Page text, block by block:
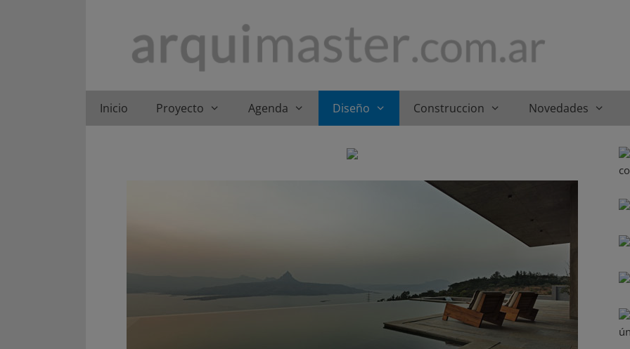
Inicio Proyecto Agenda Diseño Construccion Novedades